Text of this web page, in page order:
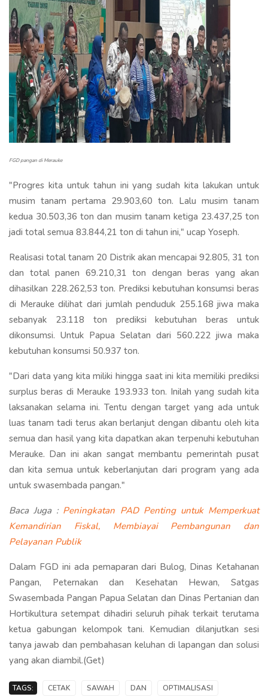
FGD pangan di Merauke
"Progres kita untuk tahun ini yang sudah kita lakukan untuk
musim tanam pertama 29.903,60 ton. Lalu musim tanam
kedua 30.503,36 ton dan musim tanam ketiga 23.437,25 ton
jadi total semua 83.844,21 ton di tahun ini," ucap Yoseph.
Realisasi total tanam 20 Distrik akan mencapai 92.805, 31 ton
dan total panen 69.210,31 ton dengan beras yang akan
dihasilkan 228.262,53 ton. Prediksi kebutuhan konsumsi beras
di Merauke dilihat dari jumlah penduduk 255.168 jiwa maka
sebanyak 23.118 ton prediksi kebutuhan beras untuk
dikonsumsi. Untuk Papua Selatan dari 560.222 jiwa maka
kebutuhan konsumsi 50.937 ton.
"Dari data yang kita miliki hingga saat ini kita memiliki prediksi
surplus beras di Merauke 193.933 ton. Inilah yang sudah kita
laksanakan selama ini. Tentu dengan target yang ada untuk
luas tanam tadi terus akan berlanjut dengan dibantu oleh kita
semua dan hasil yang kita dapatkan akan terpenuhi kebutuhan
Merauke. Dan ini akan sangat membantu pemerintah pusat
dan kita semua untuk keberlanjutan dari program yang ada
untuk swasembada pangan."
Baca Juga : Peningkatan PAD Penting untuk Memperkuat
Kemandirian Fiskal, Membiayai Pembangunan dan
Pelayanan Publik
Dalam FGD ini ada pemaparan dari Bulog, Dinas Ketahanan
Pangan, Peternakan dan Kesehatan Hewan, Satgas
Swasembada Pangan Papua Selatan dan Dinas Pertanian dan
Hortikultura setempat dihadiri seluruh pihak terkait terutama
ketua gabungan kelompok tani. Kemudian dilanjutkan sesi
tanya jawab dan pembahasan keluhan di lapangan dan solusi
yang akan diambil.(Get)
TAGS: CETAK SAWAH DAN
OPTIMALISASI